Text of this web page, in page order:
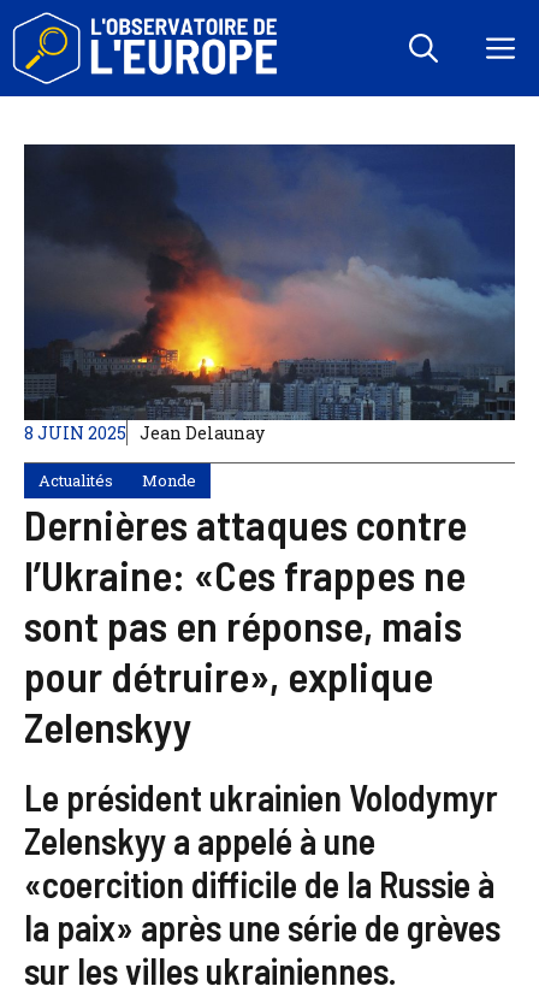
Aller
contenu
8 JUIN 2025 Jean Delaunay
Actualités Monde
Dernières attaques contre
l’Ukraine: «Ces frappes ne
sont pas en réponse, mais
pour détruire», explique
Zelenskyy
Le président ukrainien Volodymyr
Zelenskyy a appelé à une
«coercition difficile de la Russie à
la paix» après une série de grèves
sur les villes ukrainiennes.